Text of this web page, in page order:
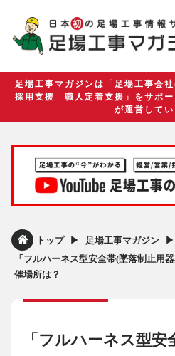
足場工事マガジンは「足場工事会
採用支援 職人定着支援」をサポー
が運営してい
トップ ▶︎ 足場工事マガジン ▶︎
「フルハーネス型安全帯(墜落制止用
催場所は？
「フルハーネス型安